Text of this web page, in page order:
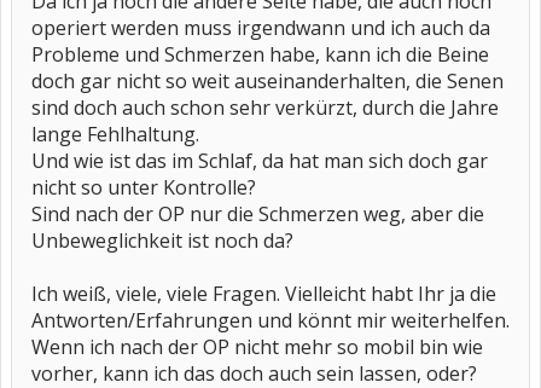
operiert werden muss irgendwann und ich auch da
Probleme und Schmerzen habe, kann ich die Beine
doch gar nicht so weit auseinanderhalten, die Senen
sind doch auch schon sehr verkürzt, durch die Jahre
lange Fehlhaltung.
Und wie ist das im Schlaf, da hat man sich doch gar
nicht so unter Kontrolle?
Sind nach der OP nur die Schmerzen weg, aber die
Unbeweglichkeit ist noch da?
Ich weiß, viele, viele Fragen. Vielleicht habt Ihr ja die
Antworten/Erfahrungen und könnt mir weiterhelfen.
Wenn ich nach der OP nicht mehr so mobil bin wie
vorher, kann ich das doch auch sein lassen, oder?